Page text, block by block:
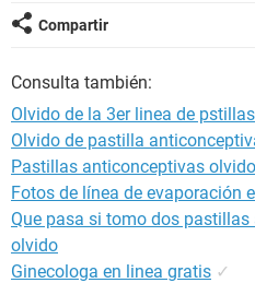
normal y no hay riesgo?
Compartir
Consulta también:
Olvido de la 3er linea de pstillas
Olvido de pastilla
Pastillas anticonceptivas olvido
Fotos de línea de evaporación
Que pasa si tomo dos
olvido
Ginecologa en linea gratis ✓